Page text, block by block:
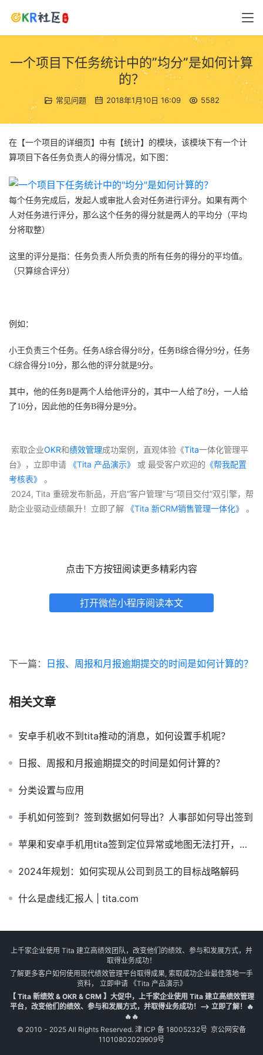
一个项目下任务统计中的”均分”是如何计算
的？
常见问题 2018年1月10日 16:09 5582
在【一个项目的详细页】中有【统计】的模块，该模块下有一个计
算项目下各任务负责人的得分情况，如下图：
每个任务完成后，发起人或审批人会对任务进行评分。如果有两个
人对任务进行评分，那么这个任务的得分就是两人的平均分（平均
分将取整）
这里的评分是指：任务负责人所负责的所有任务的得分的平均值。
（只算综合评分）
例如：
小王负责三个任务。任务A综合得分8分，任务B综合得分9分，任务
C综合得分10分，那么他的评分就是9分。
其中，他的任务B是两个人给他评分的，其中一人给了8分，一人给
了10分，因此他的任务B得分是9分。
索取企业OKR和绩效管理成功案例，直观体验《Tita一体化管理平
台》，立即申请 《Tita 产品演示》 或 最受客户欢迎的 《帮我配置
考核表》
。
助企业驱动业绩飙升！立即了解 《Tita 新CRM销售管理一体化》 。
点击下方按钮阅读更多精彩内容
打开微信小程序阅读本文
下一篇： 日报、周报和月报逾期提交的时间是如何计算的？
相关文章
安卓手机收不到tita推动的消息，如何设置手机呢？
日报、周报和月报逾期提交的时间是如何计算的？
分类设置与应用
手机如何签到？签到数据如何导出？人事部如何导出签到
苹果和安卓手机用tita签到定位异常或地图无法打开，怎么办？
2024年规划：如何实现从公司到员工的目标战略解码
什么是虚线汇报人 | tita.com
上千家企业使用 Tita 建立高绩效团队，改变他们的绩效、参与和发展方式，并
取得业务成功！
了解更多客户如何使用现代绩效管理平台取得成果, 索取成功企业最佳落地一手
资料， 立即申请《Tita 产品演示》
【 Tita 新绩效 & OKR & CRM 】大促中，上千家企业使用 Tita 建立高绩效管理
平台，改变他们的绩效、参与和发展方式，并取得业务成功！--> 立即了解！🔥
🔥🔥
© 2010 - 2025 All Rights Reserved. 津 ICP 备 18005232号 京公网安备
11010802029909号